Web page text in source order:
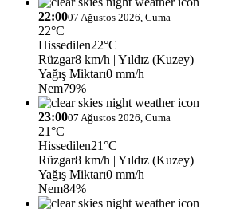
22:0007 Ağustos 2026, Cuma
22°C
Hissedilen22°C
Rüzgar8 km/h | Yıldız (Kuzey)
Yağış Miktarı0 mm/h
Nem79%
23:0007 Ağustos 2026, Cuma
21°C
Hissedilen21°C
Rüzgar8 km/h | Yıldız (Kuzey)
Yağış Miktarı0 mm/h
Nem84%